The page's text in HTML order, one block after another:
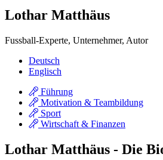
Lothar Matthäus
Fussball-Experte, Unternehmer, Autor
Deutsch
Englisch
Führung
Motivation & Teambildung
Sport
Wirtschaft & Finanzen
Lothar Matthäus - Die